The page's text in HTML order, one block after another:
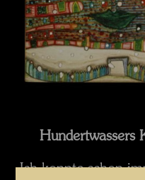
Hundertwassers
Ich konnte schon